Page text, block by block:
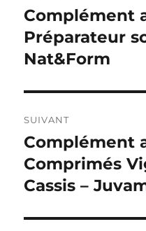
de
l’article
Publication
précédente :
Complément
Préparateur
Nat&Form
SUIVANT
Publication
suivante :
Complément
Comprimés
Cassis –